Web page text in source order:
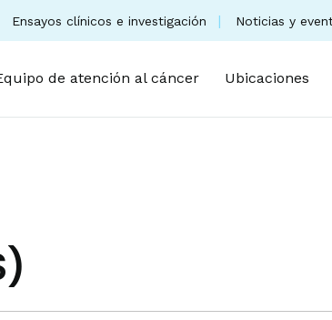
abre en una nueva pestaña)
Ensayos clínicos e investigación Noticias y
de atención al cáncer Ubicaciones